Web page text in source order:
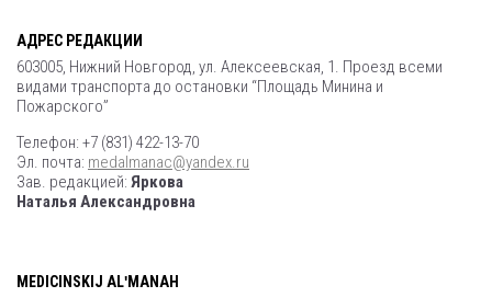
АДРЕС РЕДАКЦИИ
603005, Нижний Новгород, ул. Алексеевская, 1. Проезд всеми
видами транспорта до остановки “Площадь Минина и
Пожарского”
Телефон: +7 (831) 422-13-70
Эл. почта: medalmanac@yandex.ru
Зав. редакцией: Яркова
Наталья Александровна
MEDICINSKIJ ALʹMANAH